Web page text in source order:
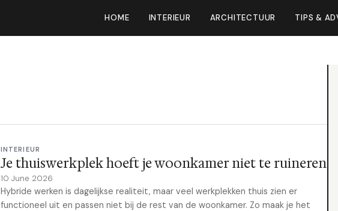
HOME INTERIEUR ARCHITECTUUR TIPS &
INTERIEUR
Je thuiswerkplek hoeft je woonkamer niet te ruineren
10 June 2026
Hybride werken is dagelijkse realiteit, maar veel werkplekken thuis zien er
functioneel uit en passen niet bij de rest van de woonkamer. Zo maak je het